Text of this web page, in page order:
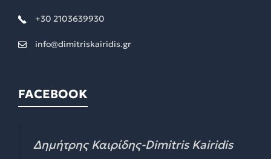
+30 2103639930
info@dimitriskairidis.gr
FACEBOOK
Δημήτρης Καιρίδης-Dimitris Kairidis